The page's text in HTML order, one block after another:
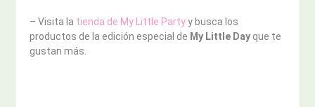
– Visita la tienda de My Little Partyy busca los
productos de la edición especial de My Little Day que te
gustan más.